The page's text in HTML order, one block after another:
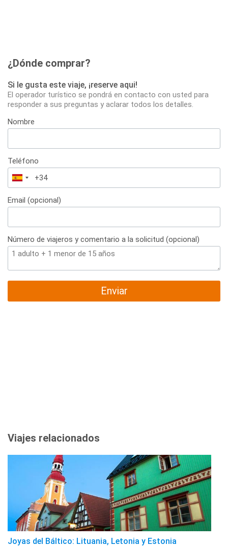
¿Dónde comprar?
Si le gusta este viaje, ¡reserve aqui!
El operador turístico se pondrá en contacto con usted para
responder a sus preguntas y aclarar todos los detalles.
Nombre
Teléfono
España
+34
Email (opcional)
Número de viajeros y comentario a la solicitud (opcional)
Enviar
Viajes relacionados
Joyas del Báltico: Lituania, Letonia y Estonia